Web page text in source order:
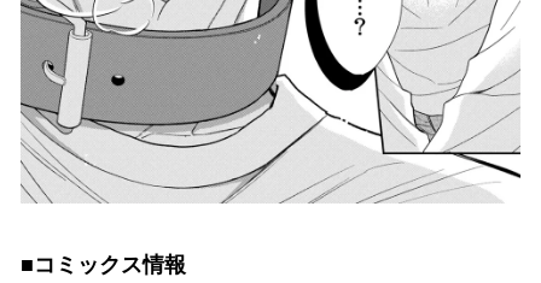
■コミックス情報